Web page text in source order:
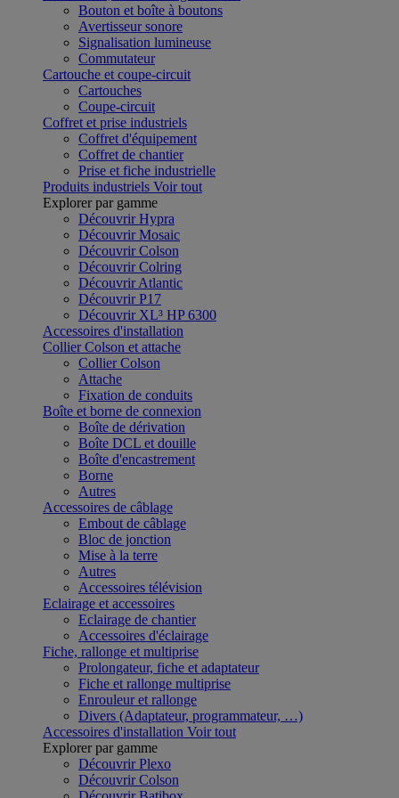
Bouton et boîte à boutons
Avertisseur sonore
Signalisation lumineuse
Commutateur
Cartouche et coupe-circuit
Cartouches
Coupe-circuit
Coffret et prise industriels
Coffret d'équipement
Coffret de chantier
Prise et fiche industrielle
Produits industriels Voir tout
Explorer par gamme
Découvrir Hypra
Découvrir Mosaic
Découvrir Colson
Découvrir Colring
Découvrir Atlantic
Découvrir P17
Découvrir XL³ HP 6300
Accessoires d'installation
Collier Colson et attache
Collier Colson
Attache
Fixation de conduits
Boîte et borne de connexion
Boîte de dérivation
Boîte DCL et douille
Boîte d'encastrement
Borne
Autres
Accessoires de câblage
Embout de câblage
Bloc de jonction
Mise à la terre
Autres
Accessoires télévision
Eclairage et accessoires
Eclairage de chantier
Accessoires d'éclairage
Fiche, rallonge et multiprise
Prolongateur, fiche et adaptateur
Fiche et rallonge multiprise
Enrouleur et rallonge
Divers (Adaptateur, programmateur, …)
Accessoires d'installation Voir tout
Explorer par gamme
Découvrir Plexo
Découvrir Colson